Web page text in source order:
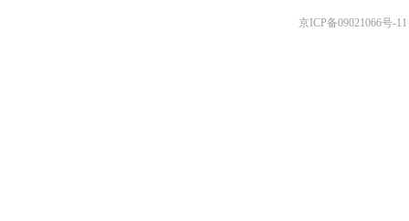
京ICP备09021066号-11